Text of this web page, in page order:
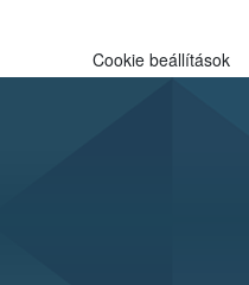
Cookie beállítások